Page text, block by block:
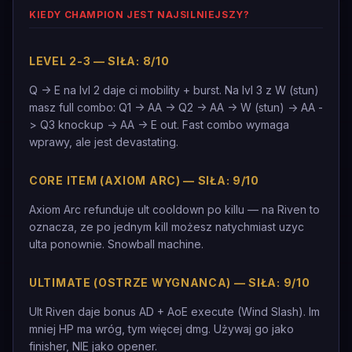
KIEDY CHAMPION JEST NAJSILNIEJSZY?
LEVEL 2-3 — SIŁA: 8/10
Q -> E na lvl 2 daje ci mobility + burst. Na lvl 3 z W (stun)
masz full combo: Q1 -> AA -> Q2 -> AA -> W (stun) -> AA -
> Q3 knockup -> AA -> E out. Fast combo wymaga
wprawy, ale jest devastating.
CORE ITEM (AXIOM ARC) — SIŁA: 9/10
Axiom Arc refunduje ult cooldown po killu — na Riven to
oznacza, ze po jednym kill możesz natychmiast uzyc
ulta ponownie. Snowball machine.
ULTIMATE (OSTRZE WYGNANCA) — SIŁA: 9/10
Ult Riven daje bonus AD + AoE execute (Wind Slash). Im
mniej HP ma wróg, tym więcej dmg. Używaj go jako
finisher, NIE jako opener.